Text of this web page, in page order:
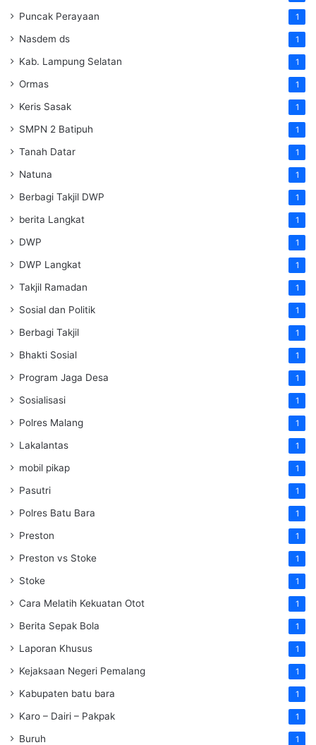
Puncak Perayaan 1
Nasdem ds 1
Kab. Lampung Selatan 1
Ormas 1
Keris Sasak 1
SMPN 2 Batipuh 1
Tanah Datar 1
Natuna 1
Berbagi Takjil DWP 1
berita Langkat 1
DWP 1
DWP Langkat 1
Takjil Ramadan 1
Sosial dan Politik 1
Berbagi Takjil 1
Bhakti Sosial 1
Program Jaga Desa 1
Sosialisasi 1
Polres Malang 1
Lakalantas 1
mobil pikap 1
Pasutri 1
Polres Batu Bara 1
Preston 1
Preston vs Stoke 1
Stoke 1
Cara Melatih Kekuatan Otot 1
Berita Sepak Bola 1
Laporan Khusus 1
Kejaksaan Negeri Pemalang 1
Kabupaten batu bara 1
Karo – Dairi – Pakpak 1
Buruh 1